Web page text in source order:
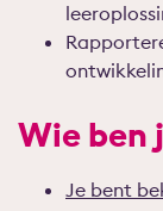
Wie ben
Je bent